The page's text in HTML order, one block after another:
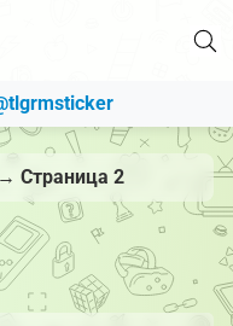
→ Страница 2